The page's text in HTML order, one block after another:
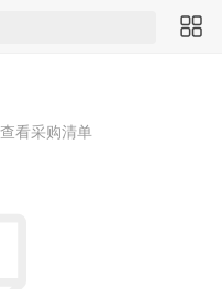
看采购清单